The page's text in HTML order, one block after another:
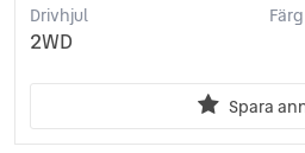
Drivhjul
2WD
Färg
Spara